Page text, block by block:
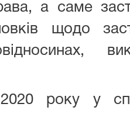
а саме
щодо
року у